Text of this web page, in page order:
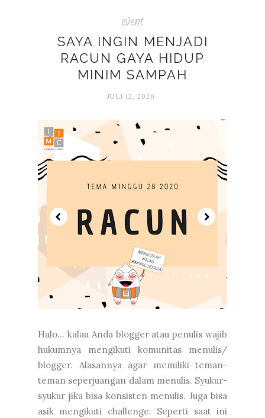
event
SAYA INGIN MENJADI
RACUN GAYA HIDUP
MINIM SAMPAH
JULI 12, 2020
Halo... kalau Anda blogger atau penulis wajib
hukumnya mengikuti komunitas menulis/
blogger. Alasannya agar memiliki teman-
teman seperjuangan dalam menulis. Syukur-
syukur jika bisa konsisten menulis. Juga bisa
asik mengikuti challenge. Seperti saat ini